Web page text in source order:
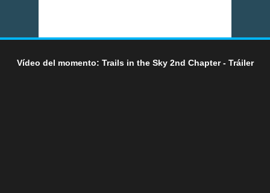
Vídeo del momento: Trails in the Sky 2nd Chapter - Tráiler